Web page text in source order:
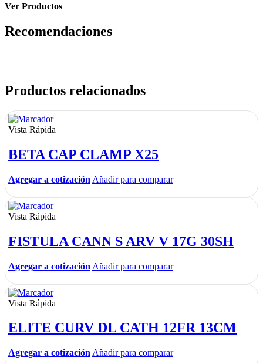
Ver Productos
Recomendaciones
Productos relacionados
Vista Rápida
BETA CAP CLAMP X25
Agregar a cotización Añadir para comparar
Vista Rápida
FISTULA CANN S ARV V 17G 30SH
Agregar a cotización Añadir para comparar
Vista Rápida
ELITE CURV DL CATH 12FR 13CM
Agregar a cotización Añadir para comparar